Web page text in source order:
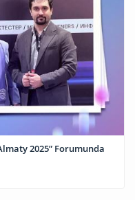
2025” Forumunda